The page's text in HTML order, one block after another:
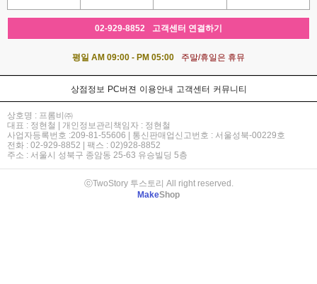
02-929-8852 고객센터 연결하기
평일 AM 09:00 - PM 05:00 주말/휴일은 휴뮤
상점정보 PC버젼 이용안내 고객센터 커뮤니티
상호명 : 프롬비㈜
대표 : 정현철 | 개인정보관리책임자 : 정현철
사업자등록번호 :209-81-55606 | 통신판매업신고번호 : 서울성북-00229호
전화 : 02-929-8852 | 팩스 : 02)928-8852
주소 : 서울시 성북구 종암동 25-63 유승빌딩 5층
ⓒTwoStory 투스토리 All right reserved.
MakeShop